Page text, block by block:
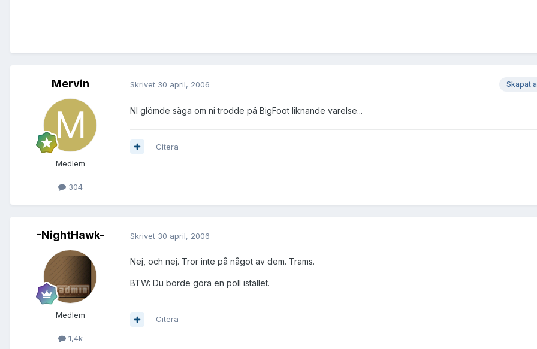
Mervin
Medlem
304
Skapat
Skrivet 30 april, 2006
NI glömde säga om ni trodde på BigFoot liknande varelse...
Citera
-NightHawk-
Medlem
1,4k
Skrivet 30 april, 2006
Nej, och nej. Tror inte på något av dem. Trams.
BTW: Du borde göra en poll istället.
Citera